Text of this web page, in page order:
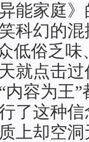
能家庭
科幻的
低俗乏
就点击
内容为王
了这种
上却空